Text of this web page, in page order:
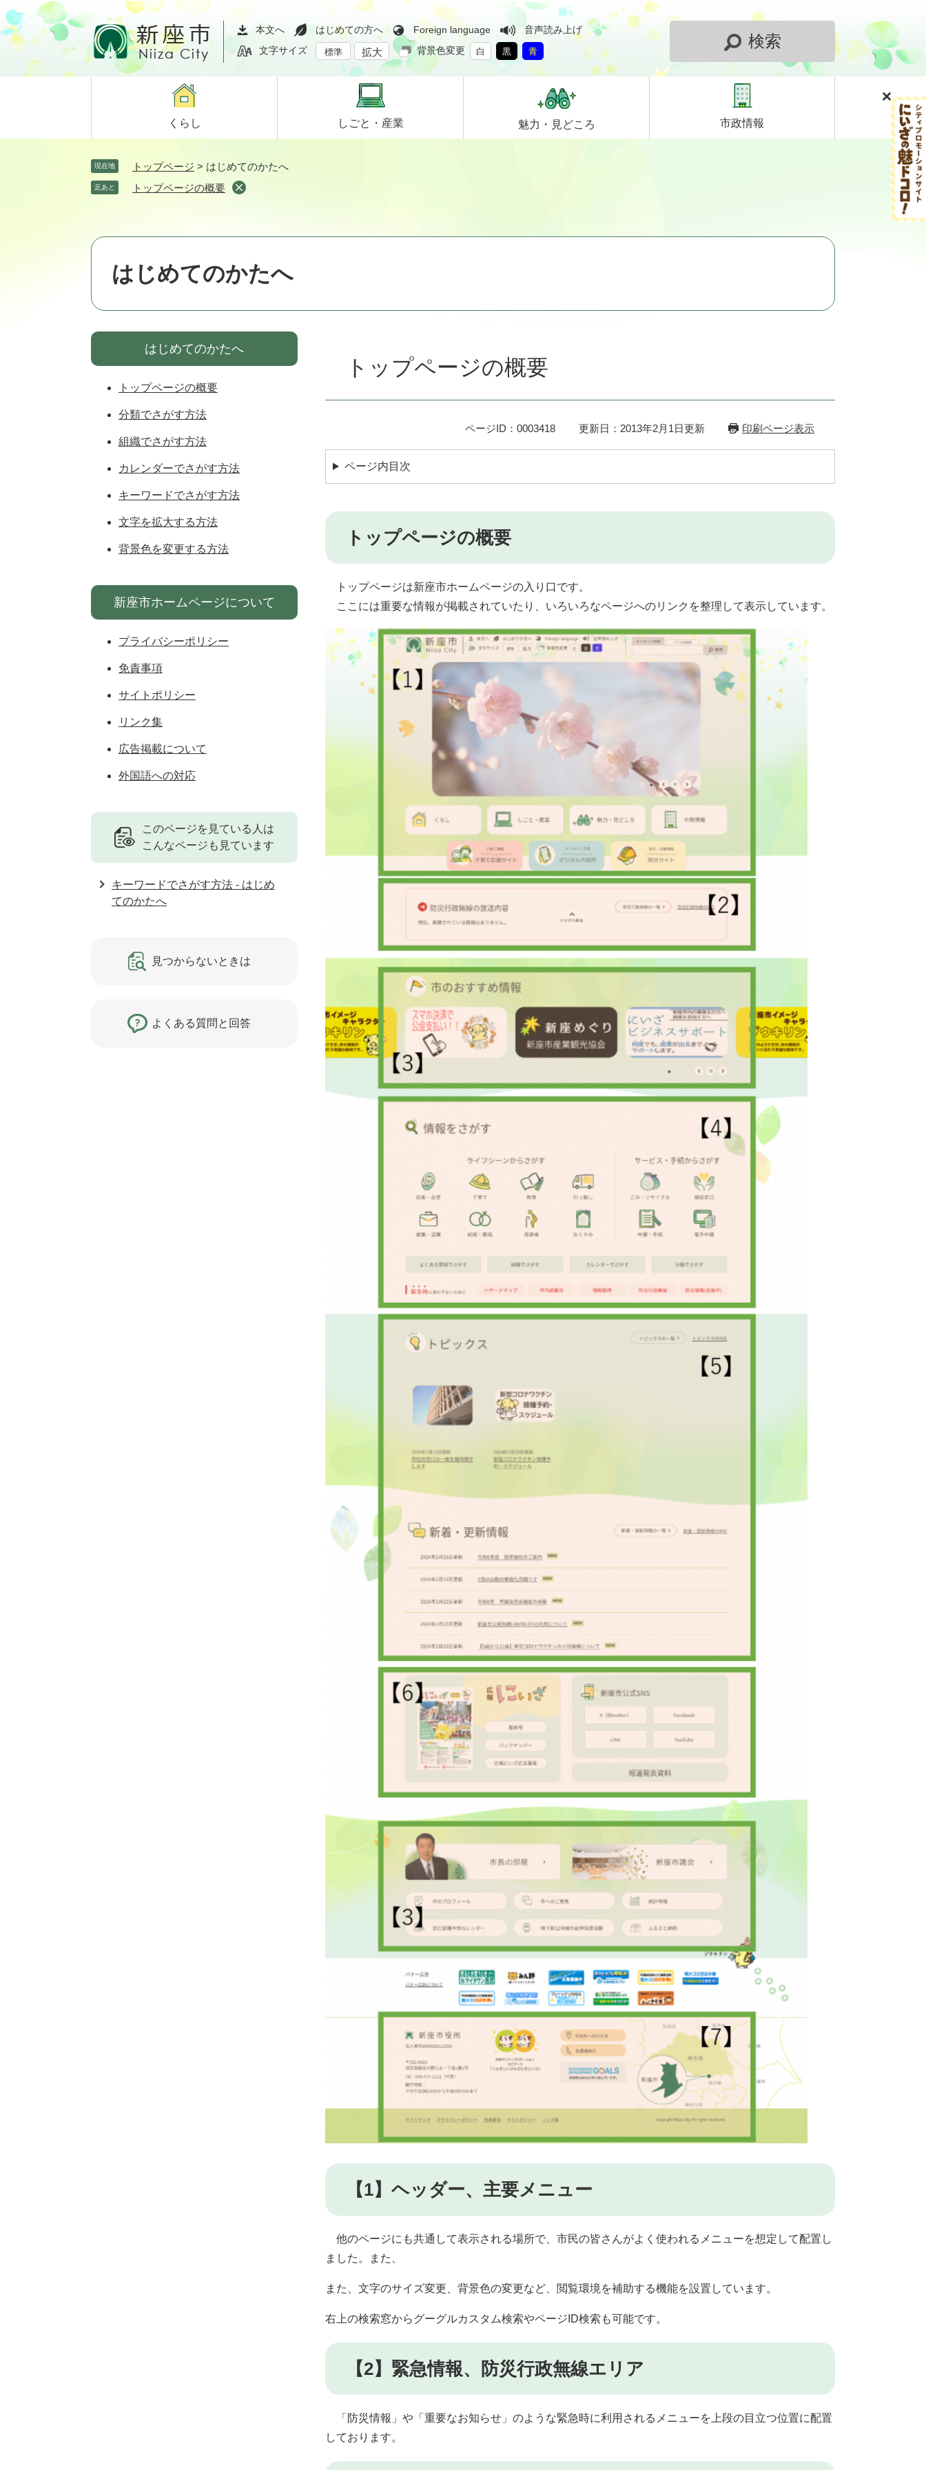
ペ
ー
ジ
メ
ニ
ュ
て
本文へ はじめての方へ Foreign language
音声読み上げ
文字サイズ
標準 拡大 背景色変更 白 黒 青
検索
くらし しごと・ 産業 魅力・ 見どころ 市政情報
現在地 トップページ > はじめてのかたへ
足あと トップページの概要
はじめてのかたへ
トップページの概要
ページID：0003418 更新日：2013年2月1日更新 印刷ページ表示
ページ内目次
トップページの概要
トップページは新座市ホームページの入り口です。
ここには重要な情報が掲載されていたり、いろいろなページへのリンクを整理して表示しています。
【1】ヘッダー、主要メニュー
他のページにも共通して表示される場所で、市民の皆さんがよく使われるメニューを想定して配置し
ました。また、
また、文字のサイズ変更、背景色の変更など、閲覧環境を補助する機能を設置しています。
右上の検索窓からグーグルカスタム検索やページID検索も可能です。
【2】緊急情報、防災行政無線エリア
「防災情報」や「重要なお知らせ」のような緊急時に利用されるメニューを上段の目立つ位置に配置
しております。
はじめてのかたへ
トップページの概要
分類でさがす方法
組織でさがす方法
カレンダーでさがす方法
キーワードでさがす方法
文字を拡大する方法
背景色を変更する方法
新座市ホームページについて
プライバシーポリシー
免責事項
サイトポリシー
リンク集
広告掲載について
外国語への対応
このページを見ている人は
こんなページも見ています
キーワードでさがす方法 - はじめ
てのかたへ
見つからないときは
よくある質問と回答